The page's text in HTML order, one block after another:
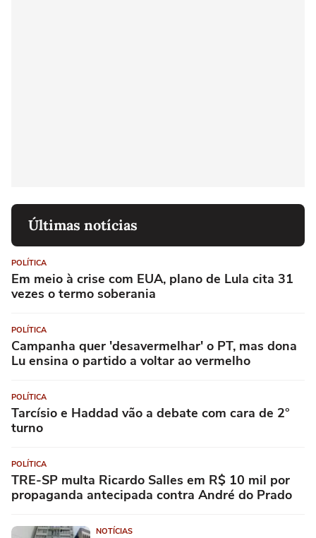
Últimas notícias
POLÍTICA
Em meio à crise com EUA, plano de Lula cita 31
vezes o termo soberania
POLÍTICA
Campanha quer 'desavermelhar' o PT, mas dona
Lu ensina o partido a voltar ao vermelho
POLÍTICA
Tarcísio e Haddad vão a debate com cara de 2°
turno
POLÍTICA
TRE-SP multa Ricardo Salles em R$ 10 mil por
propaganda antecipada contra André do Prado
NOTÍCIAS